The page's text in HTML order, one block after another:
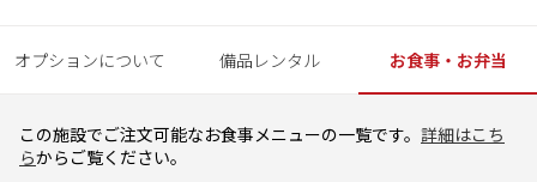
オプションについて 備品レンタル お食事・お弁当
この施設でご注文可能なお食事メニューの一覧です。 詳細はこち
らからご覧ください。